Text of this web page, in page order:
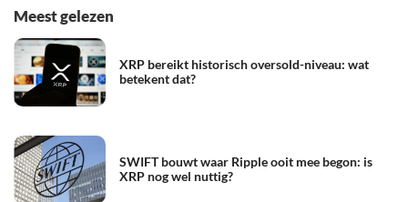
Meest gelezen
XRP bereikt historisch oversold-niveau: wat
betekent dat?
SWIFT bouwt waar Ripple ooit mee begon: is
XRP nog wel nuttig?